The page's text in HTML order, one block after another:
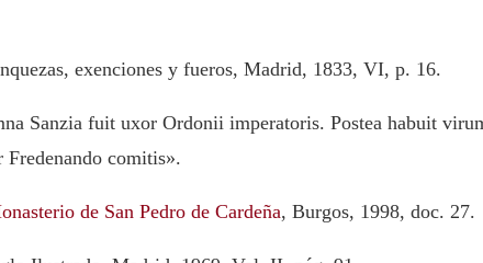
exenciones y fueros, Madrid, 1833, VI, p. 16.
Sanzia fuit uxor Ordonii imperatoris. Postea habuit
comitis».
de San Pedro de Cardeña, Burgos, 1998, doc. 27.